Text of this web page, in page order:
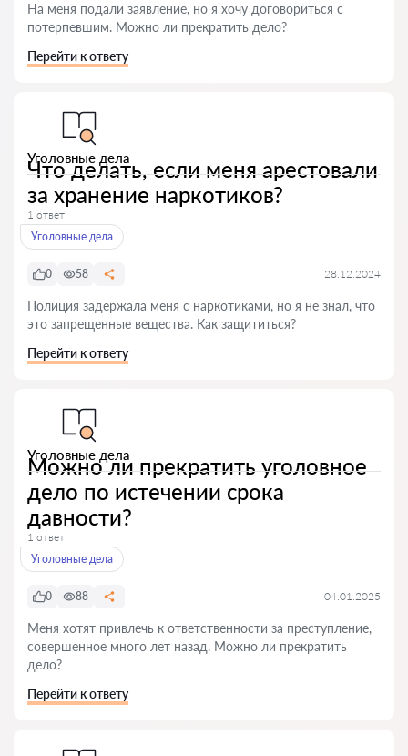
На меня подали заявление, но я хочу договориться с
потерпевшим. Можно ли прекратить дело?
Перейти к ответу
Уголовные дела
Что делать, если меня арестовали
за хранение наркотиков?
1 ответ
Уголовные дела
0 58 28.12.2024
Полиция задержала меня с наркотиками, но я не знал, что
это запрещенные вещества. Как защититься?
Перейти к ответу
Уголовные дела
Можно ли прекратить уголовное
дело по истечении срока
давности?
1 ответ
Уголовные дела
0 88 04.01.2025
Меня хотят привлечь к ответственности за преступление,
совершенное много лет назад. Можно ли прекратить
дело?
Перейти к ответу